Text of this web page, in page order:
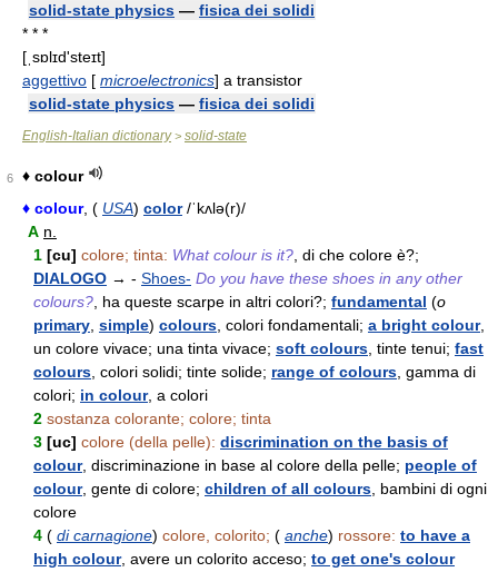
solid-state physics — fisica dei solidi
* * *
[ˌsɒlɪd'steɪt]
aggettivo [ microelectronics] a transistor
solid-state physics — fisica dei solidi
English-Italian dictionary> solid-state
6
♦ colour
♦ colour, ( USA) color/ˈkʌlə(r)/
A n.
1 [cu] colore; tinta: What colour is it? , di che colore è?;
DIALOGO → - Shoes- Do you have these shoes in any other
colours? , ha queste scarpe in altri colori?; fundamental (o
primary simple) colours , colori fondamentali; a bright colour,
un colore vivace; una tinta vivace; soft colours , tinte tenui; fast
colours , colori solidi; tinte solide; range of colours , gamma di
colori; in colour, a colori
2 sostanza colorante; colore; tinta
3 [uc] colore (della pelle): discrimination on the basis of
colour, discriminazione in base al colore della pelle; people of
colour, gente di colore; children of all colours , bambini di ogni
colore
4 ( di carnagione) colore, colorito; ( anche) rossore: to have a
high colour, avere un colorito acceso; to get one's colour